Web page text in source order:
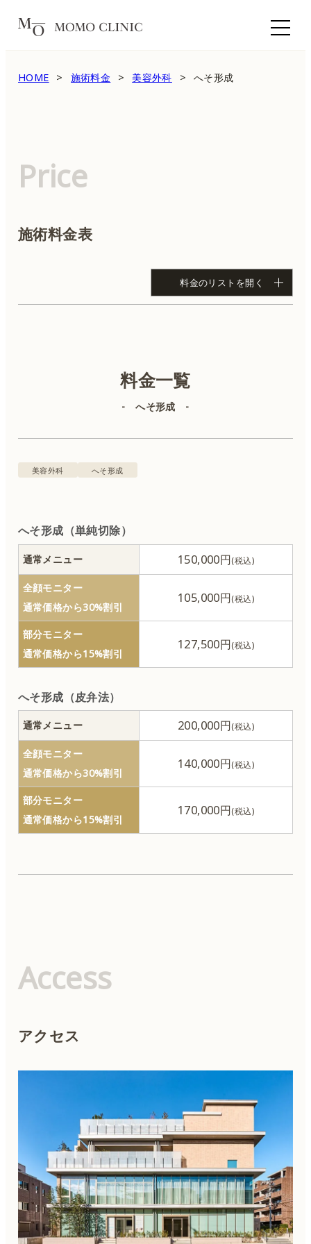
HOME 施術料金 美容外科 へそ形成
Price
施術料金表
料金のリストを開く
料1,500円（税込）が必要です。※後遺症外来に関しては、
二重埋没
目の整形
クマ治療
口の整形
脂肪吸引
胸の整形
顎の整形
リストカット除去
刺青除去（タトゥー除去）
へそ形成
ワキガ治療
麻酔
料金一覧
- へそ形成 -
美容外科 へそ形成
へそ形成（単純切除）
通常メニュー 150,000円
全顔モニター
通常価格から30%割引
105,000円
部分モニター
通常価格から15%割引
127,500円
へそ形成（皮弁法）
通常メニュー 200,000円
全顔モニター
通常価格から30%割引
140,000円
部分モニター
通常価格から15%割引
170,000円
Access
アクセス